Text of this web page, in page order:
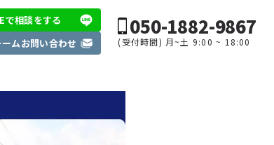
で相談をする
ムお問い合わせ
050-1882-9867
(受付時間) 月~土 9:00 ~ 18:00